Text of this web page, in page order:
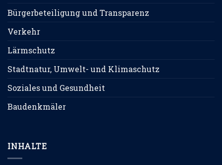
Bürgerbeteiligung und Transparenz
Verkehr
Lärmschutz
Stadtnatur, Umwelt- und Klimaschutz
Soziales und Gesundheit
Baudenkmäler
INHALTE